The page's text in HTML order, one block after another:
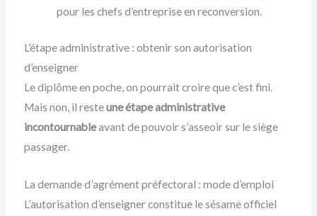
pour les chefs d’entreprise en reconversion.
L’étape administrative : obtenir son autorisation
d’enseigner
Le diplôme en poche, on pourrait croire que c’est fini.
Mais non, il resteune étape administrative
incontournableavant de pouvoir s’asseoir sur le siège
passager.
La demande d’agrément préfectoral : mode d’emploi
L’autorisation d’enseigner constitue le sésame officiel